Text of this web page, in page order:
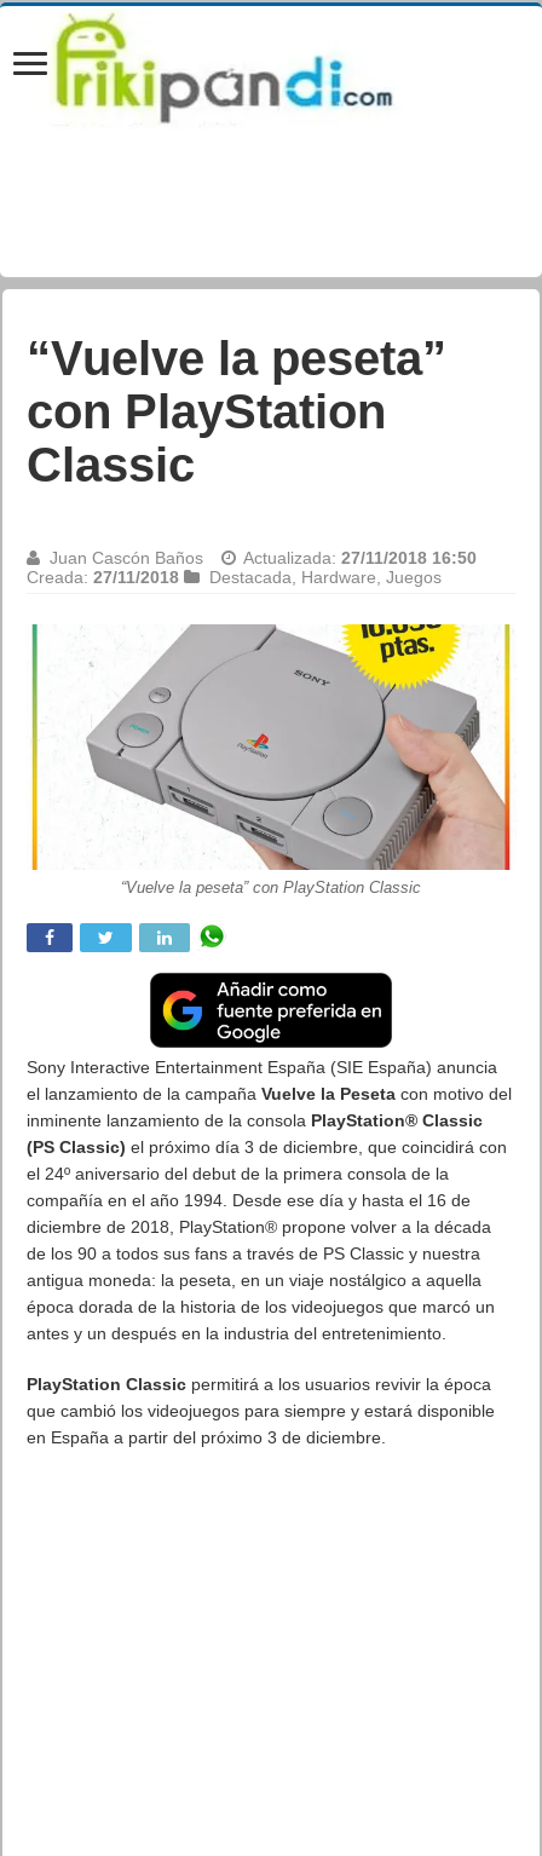
“Vuelve la peseta”
con PlayStation
Classic
Juan Cascón Baños Actualizada:27/11/2018 16:50
Creada:27/11/2018 Destacada Hardware ,Juegos
“Vuelve la peseta” con PlayStation Classic
Sony Interactive Entertainment España (SIE España) anuncia
el lanzamiento de la campañaVuelve la Peseta con motivo del
inminente lanzamiento de la consola PlayStation® Classic
(PS Classic)el próximo día 3 de diciembre, que coincidirá con
el 24º aniversario del debut de la primera consola de la
compañía en el año 1994. Desde ese día y hasta el 16 de
diciembre de 2018, PlayStation® propone volver a la década
de los 90 a todos sus fans a través de PS Classic y nuestra
antigua moneda: la peseta, en un viaje nostálgico a aquella
época dorada de la historia de los videojuegos que marcó un
antes y un después en la industria del entretenimiento.
PlayStation Classic permitirá a los usuarios revivir la época
que cambió los videojuegos para siempre y estará disponible
en España a partir del próximo 3 de diciembre.